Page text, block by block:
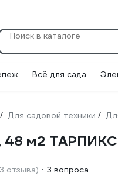
Всё для сада
/ Для садовой техники /
48 м2
отзыва) 3 вопроса